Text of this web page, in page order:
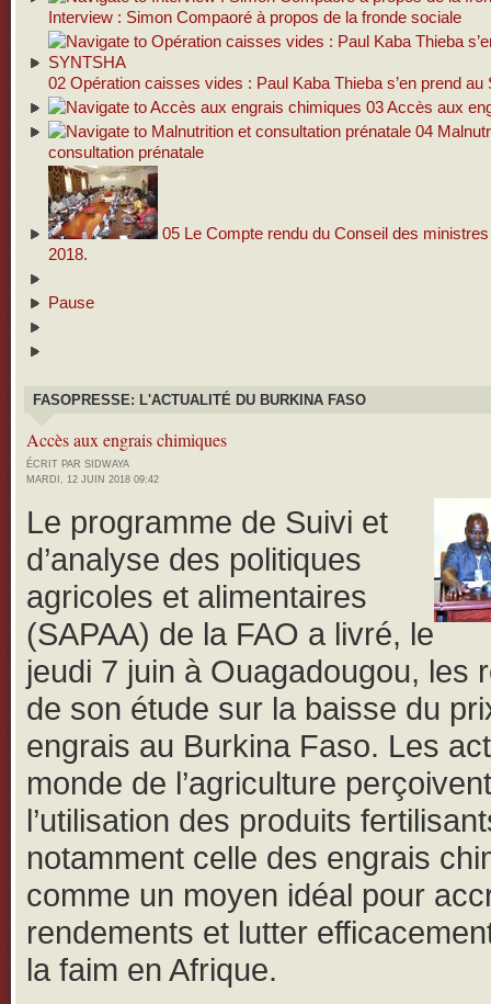
Interview : Simon Compaoré à propos de la fronde sociale
02 Opération caisses vides : Paul Kaba Thieba s’en prend au
03Accès aux
04
consultation prénatale
05 Le Compte rendu du Conseil des
2018.
Pause
FASOPRESSE: L'ACTUALITÉ DU BURKINA FASO
Accès aux engrais chimiques
ÉCRIT PAR SIDWAYA
MARDI, 12 JUIN 2018 09:42
Le programme de Suivi et
d’analyse des politiques
agricoles et alimentaires
(SAPAA) de la FAO a livré, le
jeudi 7 juin à Ouagadougou, les
de son étude sur la baisse du
engrais au Burkina Faso. Les
monde de l’agriculture perçoivent
l’utilisation des produits
notamment celle des engrais
comme un moyen idéal pour
rendements et lutter
la faim en Afrique.